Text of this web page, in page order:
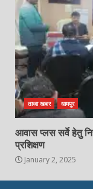
ताजा खबर धामपुर
आवास प्लस सर्वे हेतु
प्रशिक्षण
January 2, 2025